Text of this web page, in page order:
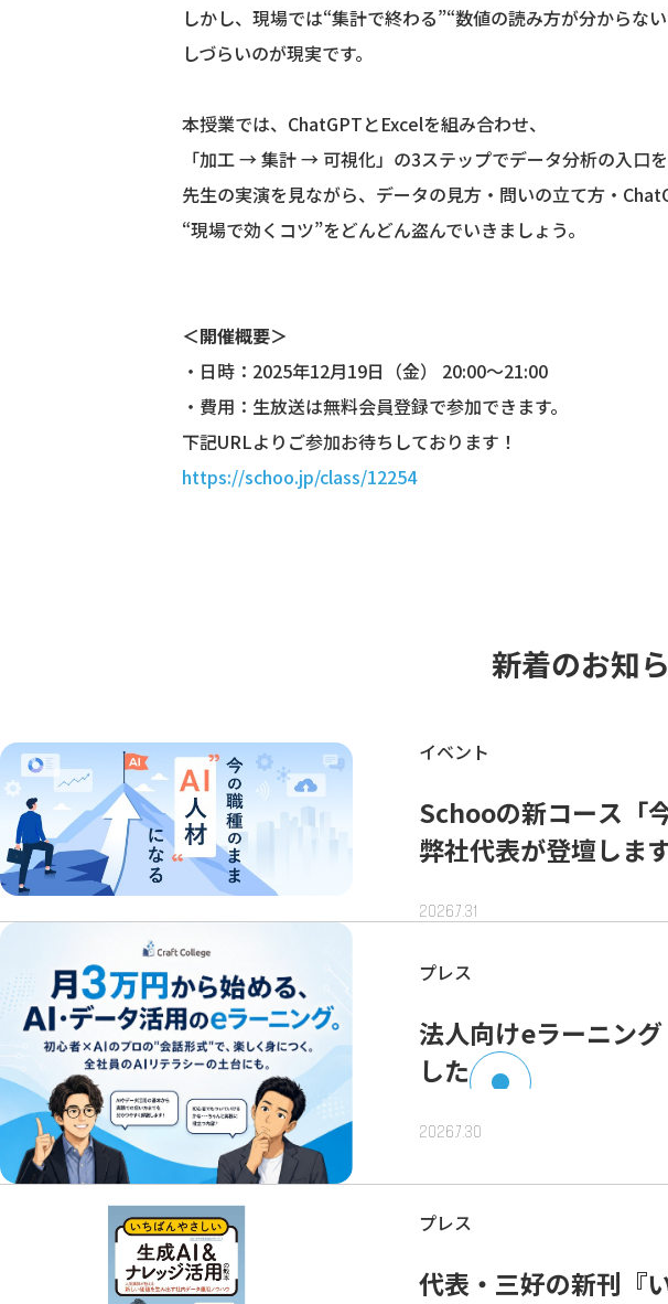
しかし、現場では“集計で終わる”“数値の読み方が分からな
しづらいのが現実です。
本授業では、ChatGPTとExcelを組み合わせ、
「加工 → 集計 → 可視化」の3ステップでデータ分析の入口を
先生の実演を見ながら、データの見方・問いの立て方・
“現場で効くコツ”をどんどん盗んでいきましょう。
＜開催概要＞
・日時：2025年12月19日（金） 20:00〜21:00
・費用：生放送は無料会員登録で参加できます。
下記URLよりご参加お待ちしております！
https://schoo.jp/class/12254
新着のお知
イベント
Schooの新コース「
弊社代表が登壇しま
2026.7.31
プレス
法人向けeラーニン
した
2026.7.30
プレス
代表・三好の新刊『